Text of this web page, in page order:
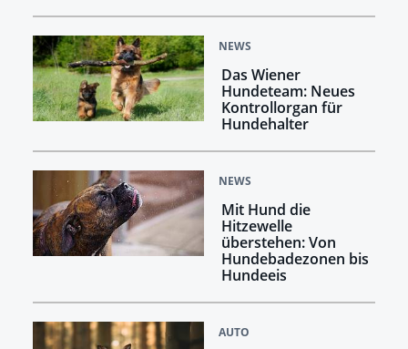
NEWS
Das Wiener
Hundeteam: Neues
Kontrollorgan für
Hundehalter
NEWS
Mit Hund die
Hitzewelle
überstehen: Von
Hundebadezonen bis
Hundeeis
AUTO